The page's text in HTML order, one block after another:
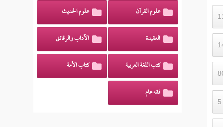
علوم القرآن علوم الحديث
العقيدة الآداب والرقائق
كتب اللغة العربية كتاب الأمة
فقه عام